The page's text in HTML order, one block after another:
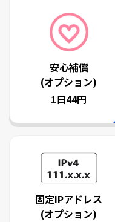
安心補償
(オプション)
1日44円
固定IPアドレス
(オプション)